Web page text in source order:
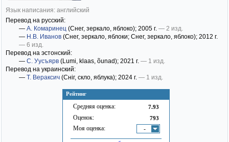
Рейтинг
Средняя оценка: 7.93
Оценок: 793
Моя оценка: -
Язык написания: английский
Перевод на русский:
— А. Комаринец (Снег, зеркало, яблоко); 2005 г. — 2 изд.
— Н.В. Иванов (Снег, зеркало, яблоки; Снег, зеркало, яблоко); 2012 г.
— 6 изд.
Перевод на эстонский:
— С. Уусъярв (Lumi, klaas, õunad); 2021 г. — 1 изд.
Перевод на украинский:
— Т. Вераксич (Сніг, скло, яблука); 2024 г. — 1 изд.